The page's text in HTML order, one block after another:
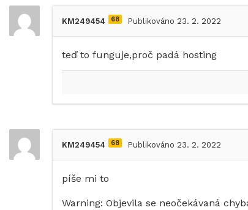
KM249454 68 Publikováno 23. 2. 2022
teď to funguje,proč padá hosting
KM249454 68 Publikováno 23. 2. 2022
píše mi to
Warning: Objevila se neočekávaná